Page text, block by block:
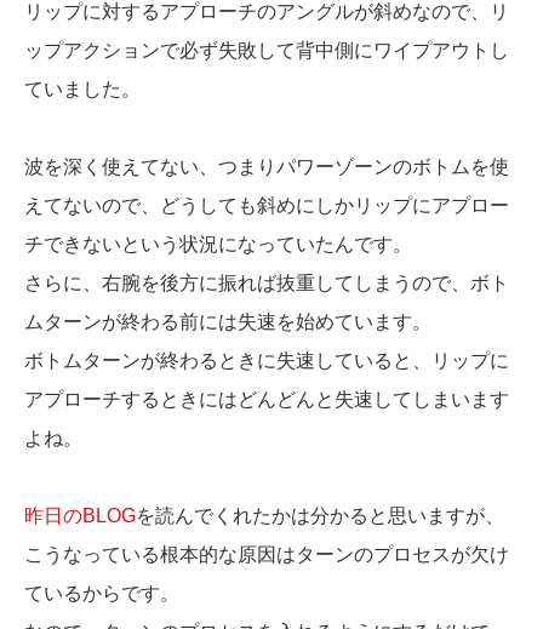
リップに対するアプローチのアングルが斜めなので、リ
ップアクションで必ず失敗して背中側にワイプアウトし
ていました。
波を深く使えてない、つまりパワーゾーンのボトムを使
えてないので、どうしても斜めにしかリップにアプロー
チできないという状況になっていたんです。
さらに、右腕を後方に振れば抜重してしまうので、ボト
ムターンが終わる前には失速を始めています。
ボトムターンが終わるときに失速していると、リップに
アプローチするときにはどんどんと失速してしまいます
よね。
昨日のBLOGを読んでくれたかは分かると思いますが、
こうなっている根本的な原因はターンのプロセスが欠け
ているからです。